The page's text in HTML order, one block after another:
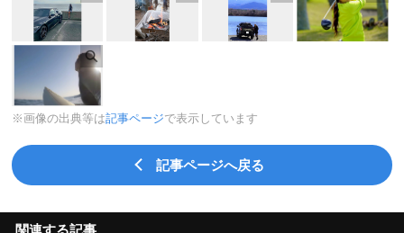
※画像の出典等は記事ページで表示しています
記事ページへ戻る
関連する記事